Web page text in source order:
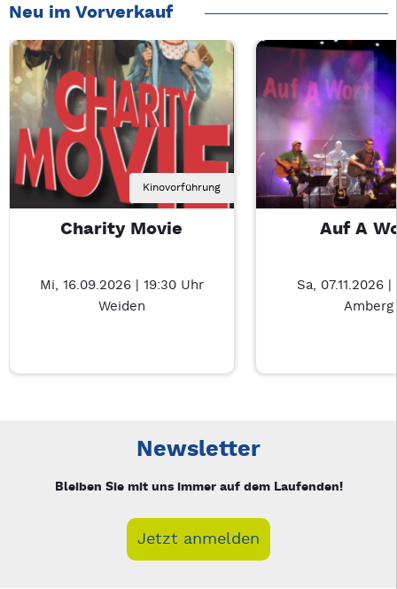
Neu im Vorverkauf
Kinovorführung
Charity Movie
Mi, 16.09.2026 | 19:30 Uhr
Weiden
Auf A
Sa, 07.11.2026
Amberg
Newsletter
Bleiben Sie mit uns immer auf dem Laufenden!
Jetzt anmelden